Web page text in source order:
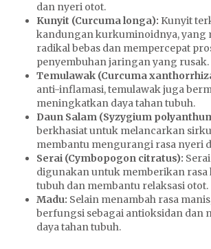
dan nyeri otot.
Kunyit (Curcuma longa): Kunyit
kandungan kurkuminoidnya, yang
radikal bebas dan mempercepat
penyembuhan jaringan yang rusak.
Temulawak (Curcuma
anti-inflamasi, temulawak juga
meningkatkan daya tahan tubuh.
Daun Salam (Syzygium
berkhasiat untuk melancarkan
membantu mengurangi rasa nyeri
Serai (Cymbopogon citratus):
digunakan untuk memberikan rasa
tubuh dan membantu relaksasi otot.
Madu: Selain menambah rasa
berfungsi sebagai antioksidan dan
daya tahan tubuh.